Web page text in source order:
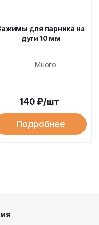
для парника на
дуги 10 мм
Много
140₽/шт
Подробнее